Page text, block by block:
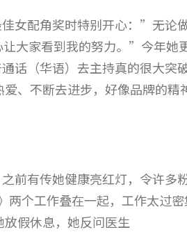
女配角奖时特别开心：”无论
大家看到我的努力。”今年她
话（华语）去主持真的很大突
不断去进步，好像品牌的精
前有传她健康亮红灯，令许
个工作叠在一起，工作太过
假休息，她反问医生